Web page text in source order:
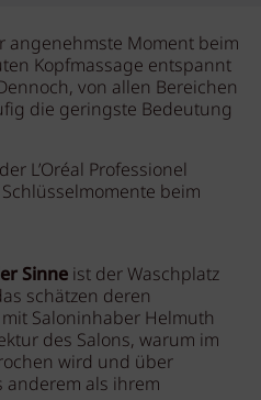
angenehmste Moment beim
Kopfmassage entspannt
von allen Bereichen
die geringste Bedeutung
L’Oréal Professionel
beim
Sinne ist der Waschplatz
schätzen deren
Saloninhaber Helmuth
des Salons, warum im
wird und über
als ihrem